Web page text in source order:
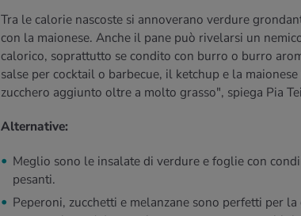
Tra le calorie nascoste si annoverano verdure
con la maionese. Anche il pane può rivelarsi un
calorico, soprattutto se condito con burro o burro
salse per cocktail o barbecue, il ketchup e la
zucchero aggiunto oltre a molto grasso", spiega Pia
Alternative:
Meglio sono le insalate di verdure e foglie con
pesanti.
Peperoni, zucchetti e melanzane sono perfetti per